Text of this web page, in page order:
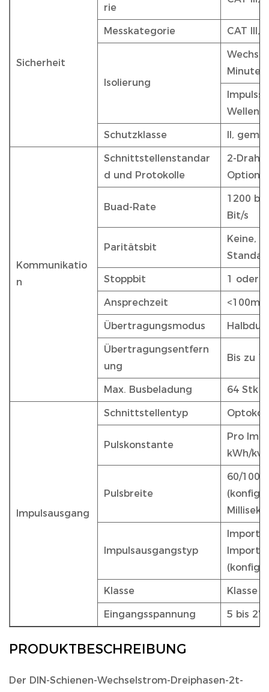
Sicherheit
rie
Messkategorie CAT III,
Isolierung
Minute
Schutzklasse II,
Kommunikatio
n
Schnittstellenstandar
d und Protokolle
2-Draht
Buad-Rate
1200
Bit/s
Paritätsbit
Keine,
Stoppbit 1 oder
Ansprechzeit <100ms
Übertragungsmodus
Übertragungsentfern
ung
Bis zu
Max. Busbeladung 64 Stk
Impulsausgang
Schnittstellentyp
Pulskonstante
Pro
kWh/
Pulsbreite
60/100/
Impulsausgangstyp
Import/
Import/
Klasse Klasse
Eingangsspannung 5 bis 27
PRODUKTBESCHREIBUNG
Der DIN-Schienen-Wechselstrom-Dreiphasen-2t-